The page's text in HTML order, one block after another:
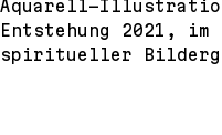
Aquarell-
Entstehung 2021, im
spiritueller